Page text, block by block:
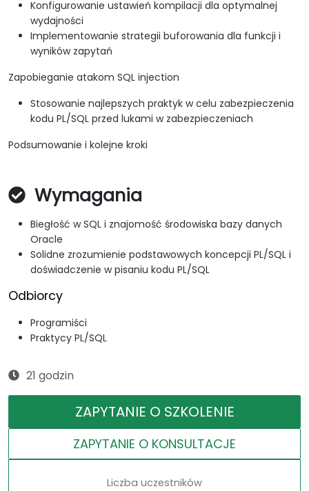
Konfigurowanie ustawień kompilacji dla optymalnej
wydajności
Implementowanie strategii buforowania dla funkcji i
wyników zapytań
Zapobieganie atakom SQL injection
Stosowanie najlepszych praktyk w celu zabezpieczenia
kodu PL/SQL przed lukami w zabezpieczeniach
Podsumowanie i kolejne kroki
Wymagania
Biegłość w SQL i znajomość środowiska bazy danych
Oracle
Solidne zrozumienie podstawowych koncepcji PL/SQL i
doświadczenie w pisaniu kodu PL/SQL
Odbiorcy
Programiści
Praktycy PL/SQL
21 godzin
ZAPYTANIE O SZKOLENIE
ZAPYTANIE O KONSULTACJE
Liczba uczestników